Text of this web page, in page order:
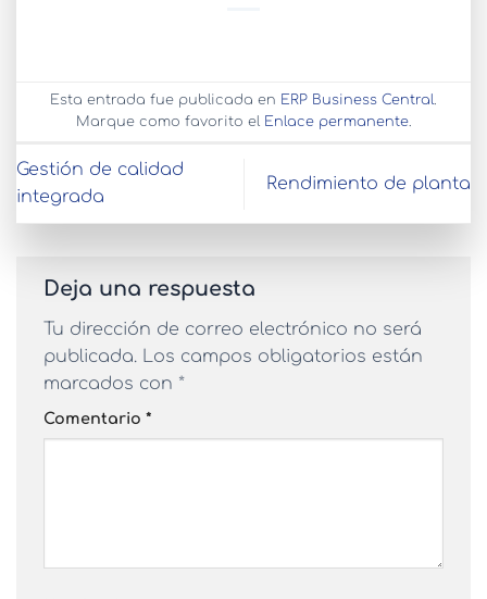
Esta entrada fue publicada en ERP Business Central.
Marque como favorito el Enlace permanente.
Gestión de calidad
integrada
Rendimiento de planta
Deja una respuesta
Tu dirección de correo electrónico no será
publicada. Los campos obligatorios están
marcados con *
Comentario *